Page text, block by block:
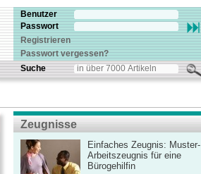
Benutzer
Passwort
Registrieren
Passwort vergessen?
Suche
Zeugnisse
Einfaches Zeugnis: Muster-
Arbeitszeugnis für eine
Bürogehilfin